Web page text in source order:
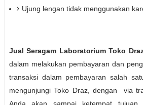
Ujung lengan tidak menggunakan
Jual Seragam Laboratorium Toko
dalam melakukan pembayaran dan
transaksi dalam pembayaran salah
mengunjungi Toko Draz, dengan
via